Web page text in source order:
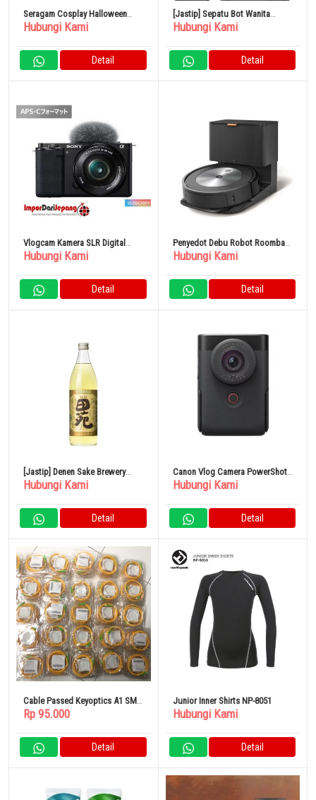
Seragam Cosplay Halloween
Sailor Suit Lengan Pendek
Hubungi Kami
Detail
[Jastip] Sepatu Bot Wanita
Stuart Weitzman
Hubungi Kami
Detail
Vlogcam Kamera SLR Digital
VLOGCAM ZV-E10L/B
Hubungi Kami
Detail
Penyedot Debu Robot Roomba
J7+ J755860
Hubungi Kami
Detail
[Jastip] Denen Sake Brewery
Gold Label Barley 25% 900ml
Hubungi Kami
Detail
Canon Vlog Camera PowerShot
V10 Tripod Grip Kit Hitam
Hubungi Kami
Detail
Cable Passed Keyoptics A1 SMF-
28 Type FC/FC 10 Meter
Rp 95.000
Detail
Junior Inner Shirts NP-8051
Hubungi Kami
Detail